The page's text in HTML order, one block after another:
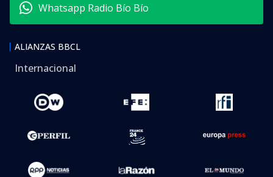
Whatsapp Radio Bío Bío
ALIANZAS BBCL
Internacional